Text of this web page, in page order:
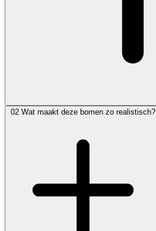
02 Wat maakt deze bomen zo realistisch?